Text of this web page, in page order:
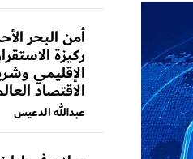
أمن البحر
ركيزة
الإقليمي
الاقتصاد
عبدالله الدعيس